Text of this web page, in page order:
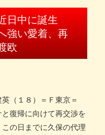
日中に誕生
強い愛着、再
欧
（１８）＝Ｆ東京＝
復帰に向けて再交渉を
の日までに久保の代理